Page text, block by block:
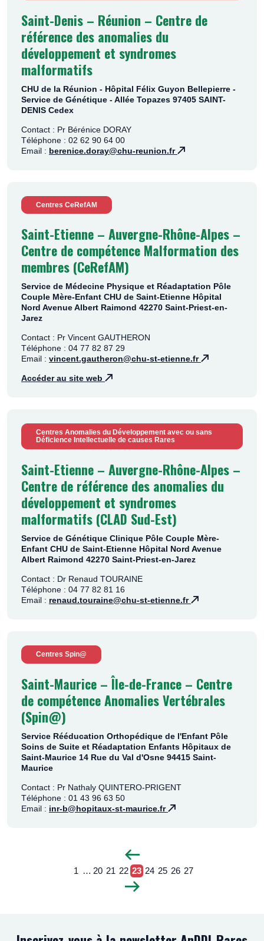
Saint-Denis – Réunion – Centre de
référence des anomalies du
développement et syndromes
malformatifs
CHU de la Réunion - Hôpital Félix Guyon Bellepierre -
Service de Génétique - Allée Topazes 97405 SAINT-
DENIS Cedex
Contact : Pr Bérénice DORAY
Téléphone : 02 62 90 64 00
Email : berenice.doray@chu-reunion.fr
Centres CeRefAM
Saint-Etienne – Auvergne-Rhône-Alpes –
Centre de compétence Malformation des
membres (CeRefAM)
Service de Médecine Physique et Réadaptation Pôle
Couple Mère-Enfant CHU de Saint-Etienne Hôpital
Nord Avenue Albert Raimond 42270 Saint-Priest-en-
Jarez
Contact : Pr Vincent GAUTHERON
Téléphone : 04 77 82 87 29
Email : vincent.gautheron@chu-st-etienne.fr
Accéder au site web
Centres Anomalies du Développement avec ou sans
Déficience Intellectuelle de causes Rares
Saint-Etienne – Auvergne-Rhône-Alpes –
Centre de référence des anomalies du
développement et syndromes
malformatifs (CLAD Sud-Est)
Service de Génétique Clinique Pôle Couple Mère-
Enfant CHU de Saint-Etienne Hôpital Nord Avenue
Albert Raimond 42270 Saint-Priest-en-Jarez
Contact : Dr Renaud TOURAINE
Téléphone : 04 77 82 81 16
Email : renaud.touraine@chu-st-etienne.fr
Centres Spin@
Saint-Maurice – Île-de-France – Centre
de compétence Anomalies Vertébrales
(Spin@)
Service Rééducation Orthopédique de l'Enfant Pôle
Soins de Suite et Réadaptation Enfants Hôpitaux de
Saint-Maurice 14 Rue du Val d'Osne 94415 Saint-
Maurice
Contact : Pr Nathaly QUINTERO-PRIGENT
Téléphone : 01 43 96 63 50
Email : inr-b@hopitaux-st-maurice.fr
Pagination
a
g
e
c
P
1 …
P
20
P
21
P
a
22
P
a
23
P
24
P
25
P
26
P
27
P
s